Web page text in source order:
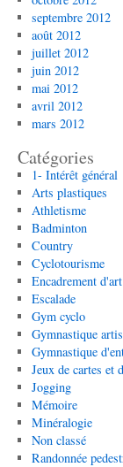
septembre 2012
août 2012
juillet 2012
juin 2012
mai 2012
avril 2012
mars 2012
Catégories
1- Intérêt général
Arts plastiques
Athletisme
Badminton
Country
Cyclotourisme
Encadrement d'art
Escalade
Gym cyclo
Gymnastique
Gymnastique
Jeux de cartes et
Jogging
Mémoire
Minéralogie
Non classé
Randonnée